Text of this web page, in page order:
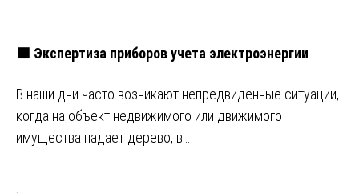
🟩 Экспертиза приборов учета электроэнергии
В наши дни часто возникают непредвиденные ситуации,
когда на объект недвижимого или движимого
имущества падает дерево, в…